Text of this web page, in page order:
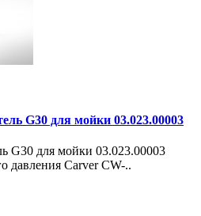
G30 для мойки 03.023.00003
G30 для мойки 03.023.00003
давления Carver CW-..